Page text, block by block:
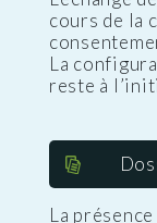
cours de la
La
reste à
La